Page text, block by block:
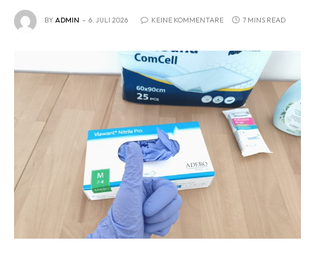
BYADMIN 6. JULI 2026 KEINE KOMMENTARE 7 MINS READ